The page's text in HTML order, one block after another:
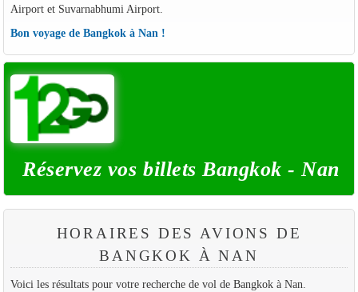
Airport et Suvarnabhumi Airport.
Bon voyage de Bangkok à Nan !
Réservez vos billets Bangkok - Nan
HORAIRES DES AVIONS DE
BANGKOK À NAN
Voici les résultats pour votre recherche de vol de Bangkok à Nan.